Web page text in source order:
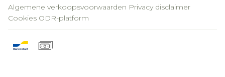
Algemene verkoopsvoorwaarden Privacy disclaimer
Cookies ODR-platform